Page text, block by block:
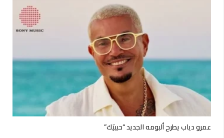
عمرو دياب يطرح ألبومه الجديد “حبيتِك”